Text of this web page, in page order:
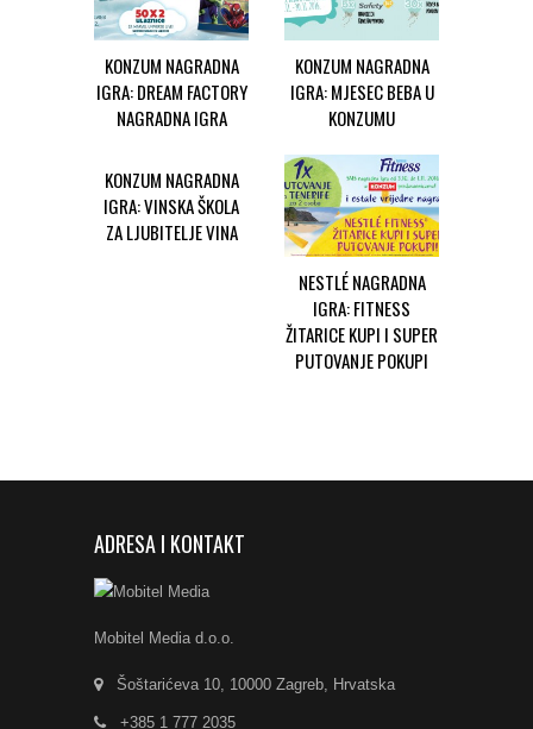
KONZUM NAGRADNA
IGRA: DREAM FACTORY
NAGRADNA IGRA
KONZUM NAGRADNA
IGRA: MJESEC BEBA U
KONZUMU
KONZUM NAGRADNA
IGRA: VINSKA ŠKOLA
ZA LJUBITELJE VINA
NESTLÉ NAGRADNA
IGRA: FITNESS
ŽITARICE KUPI I SUPER
PUTOVANJE POKUPI
ADRESA I KONTAKT
Mobitel Media d.o.o.
Šoštarićeva 10, 10000 Zagreb, Hrvatska
+385 1 777 2035